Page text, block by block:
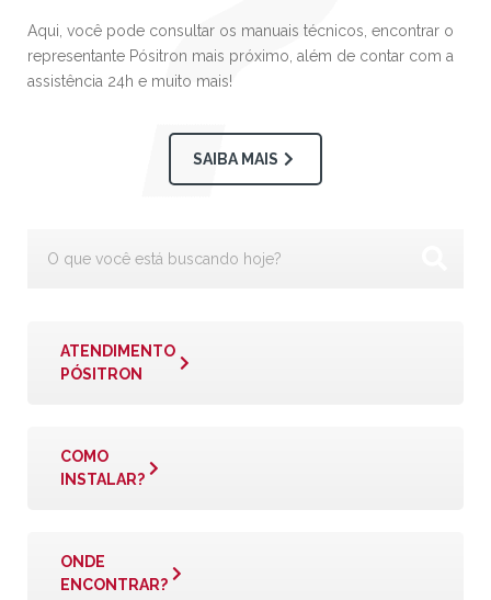
Aqui, você pode consultar os manuais técnicos, encontrar o
representante Pósitron mais próximo, além de contar com a
assistência 24h e muito mais!
SAIBA MAIS
ATENDIMENTO
PÓSITRON
COMO
INSTALAR?
ONDE
ENCONTRAR?